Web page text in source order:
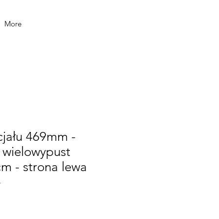
More
469mm -
- strona lewa